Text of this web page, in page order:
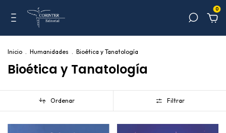
0
Inicio . Humanidades . Bioética y Tanatología
Bioética y Tanatología
Ordenar Filtrar